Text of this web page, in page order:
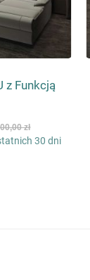
z Funkcją
zł
30 dni